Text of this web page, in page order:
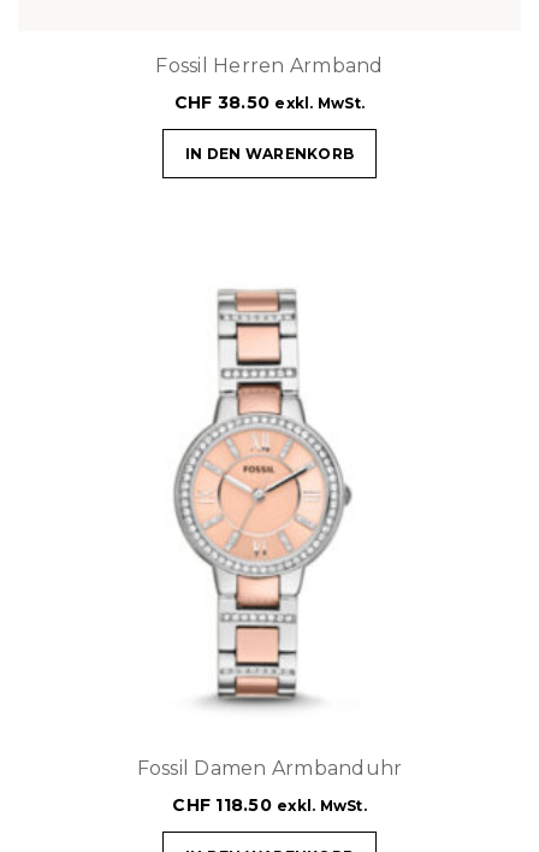
Fossil Herren Armband
CHF 38.50 exkl. MwSt.
IN DEN WARENKORB
Fossil Damen Armbanduhr
CHF 118.50 exkl. MwSt.